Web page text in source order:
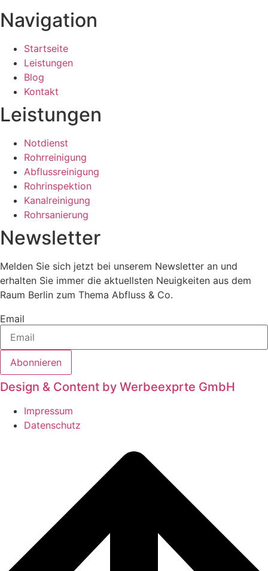
Navigation
Startseite
Leistungen
Blog
Kontakt
Leistungen
Notdienst
Rohrreinigung
Abflussreinigung
Rohrinspektion
Kanalreinigung
Rohrsanierung
Newsletter
Melden Sie sich jetzt bei unserem Newsletter an und
erhalten Sie immer die aktuellsten Neuigkeiten aus dem
Raum Berlin zum Thema Abfluss & Co.
Email
Abonnieren
Design & Content by Werbeexprte GmbH
Impressum
Datenschutz